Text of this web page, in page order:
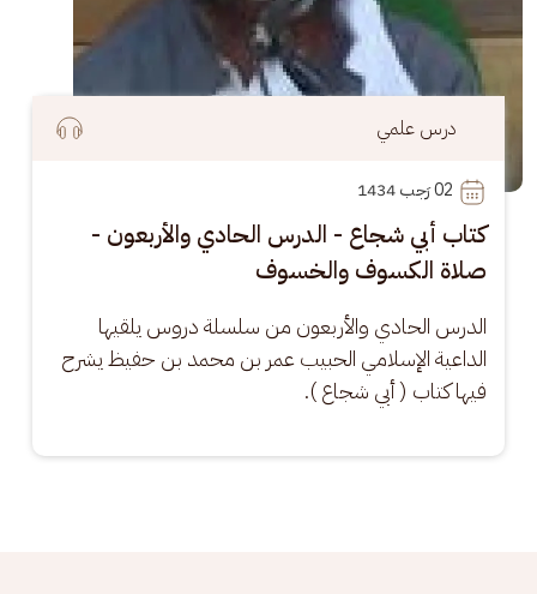
درس علمي
02 رَجب 1434
كتاب أبي شجاع - الدرس الحادي والأربعون -
صلاة الكسوف والخسوف
الدرس الحادي والأربعون من سلسلة دروس يلقيها
الداعية الإسلامي الحبيب عمر بن محمد بن حفيظ يشرح
فيها كتاب ( أبي شجاع ).